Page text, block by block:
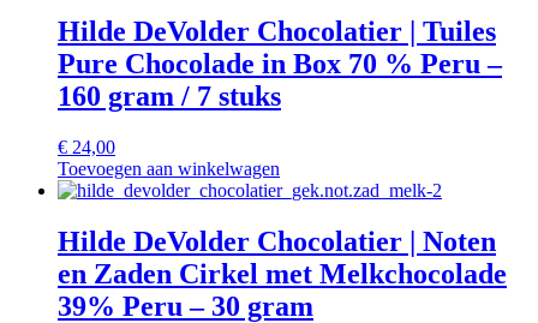
Hilde DeVolder Chocolatier | Tuiles
Pure Chocolade in Box 70 % Peru –
160 gram / 7 stuks
€ 24,00
Toevoegen aan winkelwagen
Hilde DeVolder Chocolatier | Noten
en Zaden Cirkel met Melkchocolade
39% Peru – 30 gram